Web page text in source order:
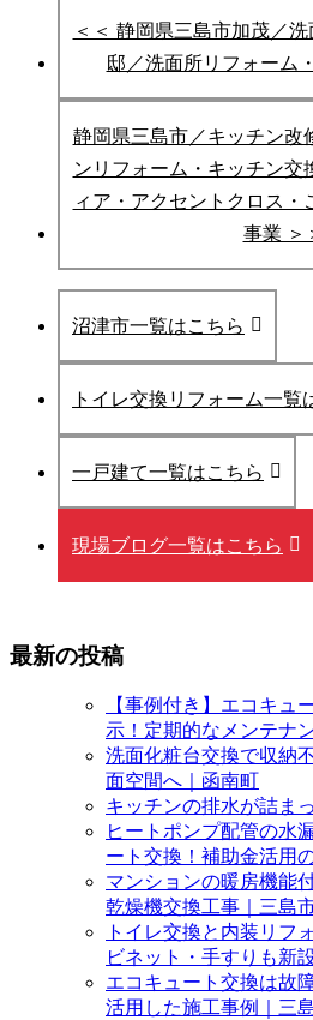
＜＜ 静岡県三島市加茂／
邸／洗面所リフォーム
静岡県三島市／キッチン改
ンリフォーム・キッチン交
ィア・アクセントクロス・
事業 ＞
沼津市一覧はこちら
トイレ交換リフォーム一覧
一戸建て一覧はこちら
現場ブログ一覧はこちら
最新の投稿
【事例付き】エコキュ
示！定期的なメンテナ
洗面化粧台交換で収納
面空間へ｜函南町
キッチンの排水が詰ま
ヒートポンプ配管の水
ート交換！補助金活用
マンションの暖房機能
乾燥機交換工事｜三島
トイレ交換と内装リフ
ビネット・手すりも新
エコキュート交換は故
活用した施工事例｜三